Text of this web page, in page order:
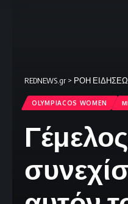
REDNEWS.gr > ΡΟΗ
OLYMPIACOS WOMEN